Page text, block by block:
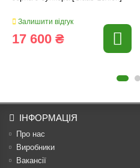
Залишити відгук
17 600 ₴
ІНФОРМАЦІЯ
Про нас
Виробники
Вакансії